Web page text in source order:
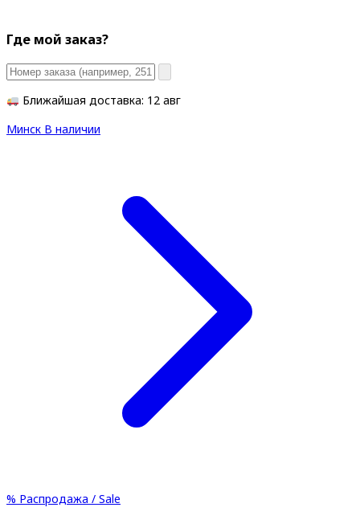
Где мой заказ?
Ближайшая доставка: 12 авг
Минск В наличии
% Распродажа / Sale